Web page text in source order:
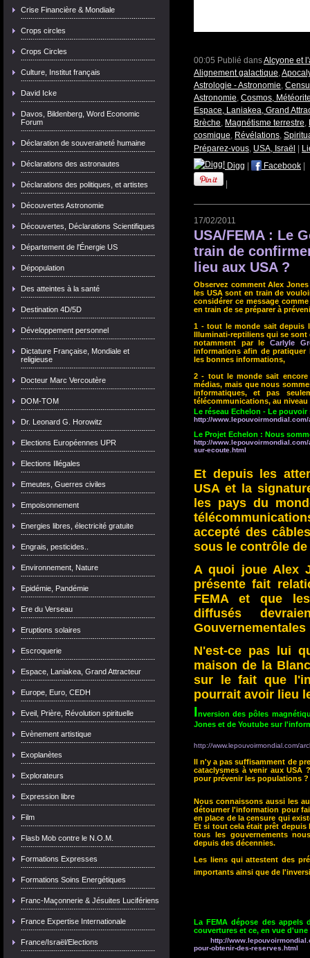
Crise Financière & Mondiale
Crops circles
Crops Circles
Culture, Institut français
David Icke
Davos, Bildenberg, Word Economic
Forum
Déclaration de souveraineté humaine
Déclarations des astronautes
Déclarations des politiques, et artistes
Découvertes Astronomie
Découvertes, Déclarations Scientifiques
Département de l'Énergie US
Dépopulation
Des atteintes à la santé
Destination 4D/5D
Développement personnel
Dictature Française, Mondiale et
religieuse
Docteur Marc Vercoutère
DOM-TOM
Dr. Leonard G. Horowitz
Elections Européennes UPR
Elections Illégales
Emeutes, Guerres civiles
Empoisonnement
Energies libres, électricité gratuite
Engrais, pesticides..
Environnement, Nature
Epidémie, Pandémie
Ere du Verseau
Eruptions solaires
Escroquerie
Espace, Laniakea, Grand Attracteur
Europe, Euro, CEDH
Eveil, Prière, Révolution spirituelle
Evènement artistique
Exoplanètes
Explorateurs
Expression libre
Film
Flasb Mob contre le N.O.M.
Formations Expresses
Formations Soins Energétiques
Franc-Maçonnerie & Jésuites Lucifériens
France Expertise Internationale
France/Israël/Elections
00:05 Publié dansAlcyone et
Alignement galactique,
Astrologie - Astronomie,
Astronomie, Cosmos,
Espace, Laniakea, Grand
Brèche, Magnétisme terrestre,
cosmique, Révélations,
Préparez-vous, USA, Israël
Digg
Facebook
17/02/2011
USA/FEMA : Le
train de
lieu aux USA ?
Observez comment Alex
les USA sont en train de
considérer ce message
en train de se préparer à
1 - tout le monde sait depuis
Illuminati-reptiliens qui se sont
notamment par le
Carlyle
informations afin de pratiquer
les bonnes informations,
2 - tout le monde sait encore
médias, mais que nous
informatiques, et pas
télécommunications, au
Le réseau Echelon - Le pouvoir
http://
Le Projet Echelon : Nous
http://
sur-ecoute.html
Et depuis les
USA et la
les pays du
accepté des
sous le contrôle de
A quoi joue Alex
présente fait
FEMA et que
diffusés
Gouvernementales
N'est-ce pas lui
maison de la
sur le fait que
pourrait avoir lieu
Inversion des pôles
Jones et de Youtube sur
http://www.lepouvoirmondial.com/
Il n'y a pas suffisamment de
cataclysmes à venir aux USA
pour prévenir les populations ?
Nous connaissons aussi les
détourner l'information pour
en place de la censure qui
Et si tout cela était prêt depuis
tous les gouvernements
depuis des décennies.
Les liens qui attestent des
importants ainsi que de
La FEMA dépose des
couvertures et ce, en vue
http://
pour-obtenir-des-reserves.html